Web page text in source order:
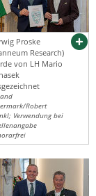
Proske
Research)
von LH Mario
Robert
Verwendung bei